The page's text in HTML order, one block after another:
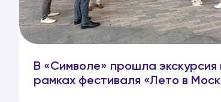
В «Символе» прошла экскурсия
рамках фестиваля «Лето в